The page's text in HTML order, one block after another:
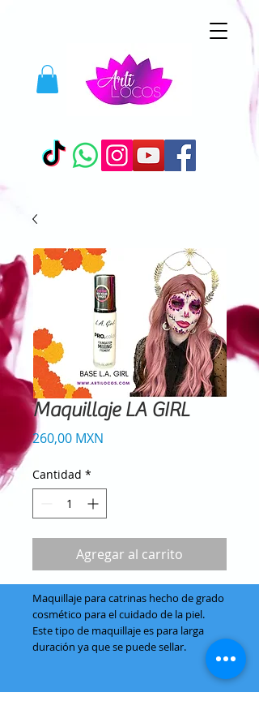
Maquillaje LA GIRL
260,00 MXN
Cantidad *
Agregar al carrito
Maquillaje para catrinas hecho de grado
cosmético para el cuidado de la piel.
Este tipo de maquillaje es para larga
duración ya que se puede sellar.